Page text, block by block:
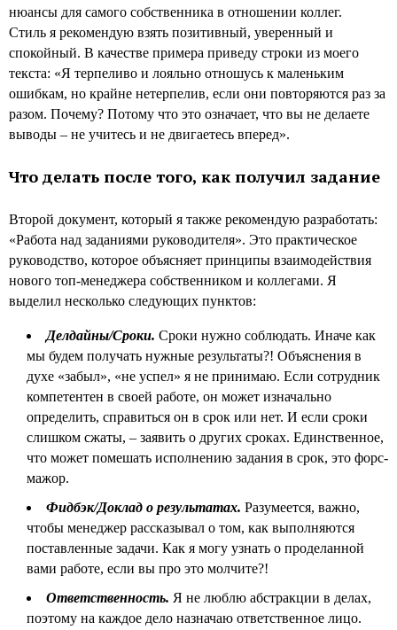
нюансы для самого собственника в отношении коллег.
Стиль я рекомендую взять позитивный, уверенный и
спокойный. В качестве примера приведу строки из моего
текста: «Я терпеливо и лояльно отношусь к маленьким
ошибкам, но крайне нетерпелив, если они повторяются раз за
разом. Почему? Потому что это означает, что вы не делаете
выводы – не учитесь и не двигаетесь вперед».
Что делать после того, как получил задание
Второй документ, который я также рекомендую разработать:
«Работа над заданиями руководителя». Это практическое
руководство, которое объясняет принципы взаимодействия
нового топ-менеджера собственником и коллегами. Я
выделил несколько следующих пунктов:
Делдайны/Сроки. Сроки нужно соблюдать. Иначе как
мы будем получать нужные результаты?! Объяснения в
духе «забыл», «не успел» я не принимаю. Если сотрудник
компетентен в своей работе, он может изначально
определить, справиться он в срок или нет. И если сроки
слишком сжаты, – заявить о других сроках. Единственное,
что может помешать исполнению задания в срок, это форс-
мажор.
Фидбэк/Доклад о результатах. Разумеется, важно,
чтобы менеджер рассказывал о том, как выполняются
поставленные задачи. Как я могу узнать о проделанной
вами работе, если вы про это молчите?!
Ответственность. Я не люблю абстракции в делах,
поэтому на каждое дело назначаю ответственное лицо.